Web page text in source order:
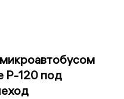
Р-120 под